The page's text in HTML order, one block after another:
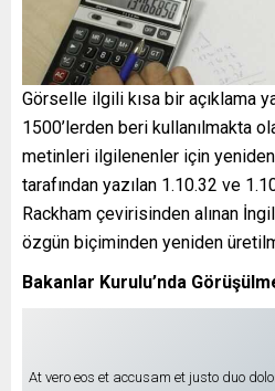
Görselle ilgili kısa bir açıklama
1500’lerden beri kullanılmakta
metinleri ilgilenenler için
tarafından yazılan 1.10.32 ve
Rackham çevirisinden alınan
özgün biçiminden yeniden
Bakanlar Kurulu’nda
At vero eos et accusam et justo duo